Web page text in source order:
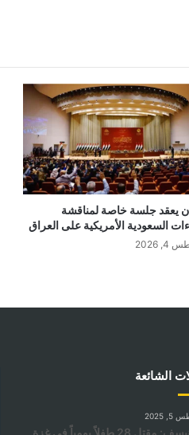
يعقد جلسة خاصة لمناقشة
السعودية الأمريكية على العراق
2026
الشائعة
2025
اليونيسف: مقتل 28 طفلاً يومياً في غزة